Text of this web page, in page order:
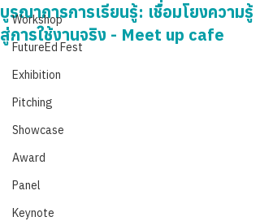
Workshop
FutureEd Fest
Exhibition
Pitching
Showcase
Award
Panel
Keynote
บูรณาการการเรียนรู้: เชื่อมโยงความรู้
สู่การใช้งานจริง - Meet up cafe